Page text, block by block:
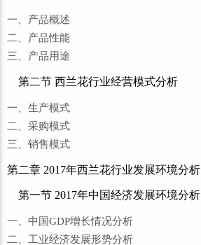
一、产品概述
二、产品性能
三、产品用途
第二节 西兰花行业经营模式分析
一、生产模式
二、采购模式
三、销售模式
第二章 2017年西兰花行业发展环境分析
第一节 2017年中国经济发展环境分析
一、中国GDP增长情况分析
二、工业经济发展形势分析